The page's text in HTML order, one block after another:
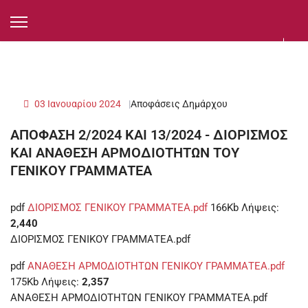
Αποφάσεις Δημάρχου
03 Ιανουαρίου 2024
ΑΠΟΦΑΣΗ 2/2024 ΚΑΙ 13/2024 - ΔΙΟΡΙΣΜΟΣ
ΚΑΙ ΑΝΑΘΕΣΗ ΑΡΜΟΔΙΟΤΗΤΩΝ ΤΟΥ
ΓΕΝΙΚΟΥ ΓΡΑΜΜΑΤΕΑ
pdf ΔΙΟΡΙΣΜΟΣ ΓΕΝΙΚΟΥ ΓΡΑΜΜΑΤΕΑ.pdf 166Kb Λήψεις:
2,440
ΔΙΟΡΙΣΜΟΣ ΓΕΝΙΚΟΥ ΓΡΑΜΜΑΤΕΑ.pdf
pdf ΑΝΑΘΕΣΗ ΑΡΜΟΔΙΟΤΗΤΩΝ ΓΕΝΙΚΟΥ ΓΡΑΜΜΑΤΕΑ.pdf
175Kb Λήψεις: 2,357
ΑΝΑΘΕΣΗ ΑΡΜΟΔΙΟΤΗΤΩΝ ΓΕΝΙΚΟΥ ΓΡΑΜΜΑΤΕΑ.pdf